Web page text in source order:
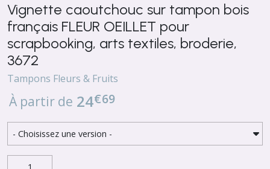
Vignette caoutchouc sur tampon bois
français FLEUR OEILLET pour
scrapbooking, arts textiles, broderie,
3672
Tampons Fleurs & Fruits
À partir de 24€69